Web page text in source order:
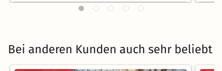
Bei anderen Kunden auch sehr beliebt